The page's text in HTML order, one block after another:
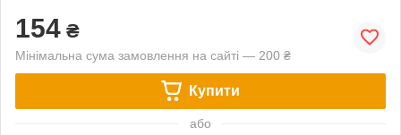
154 ₴
Мінімальна сума замовлення на сайті — 200 ₴
Купити
або